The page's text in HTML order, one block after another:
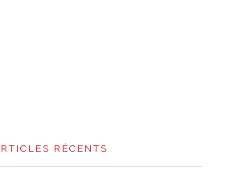
RÉCENTS